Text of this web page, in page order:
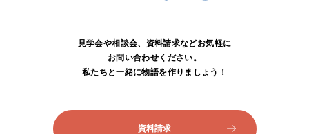
見学会や相談会、資料請求などお気軽に
お問い合わせください。
私たちと一緒に物語を作りましょう！
資料請求